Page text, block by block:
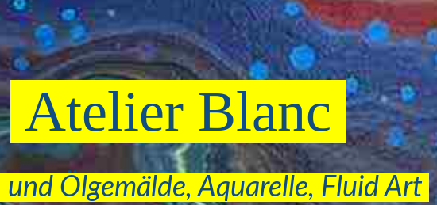
Atelier Blanc
Ölgemälde, Aquarelle, Fluid Art